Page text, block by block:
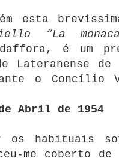
esta
“La
é um
Lateranense
o
Abril de 1954
os habituais
me coberto